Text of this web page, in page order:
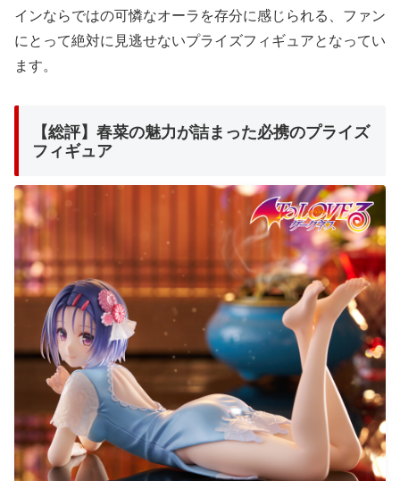
インならではの可憐なオーラを存分に感じられる、ファン
にとって絶対に見逃せないプライズフィギュアとなってい
ます。
【総評】春菜の魅力が詰まった必携のプライズ
フィギュア